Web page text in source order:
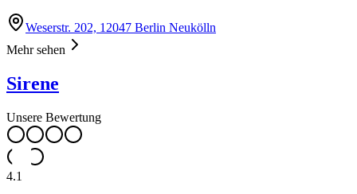
Weserstr. 202, 12047 Berlin Neukölln
Mehr sehen
Sirene
Unsere Bewertung
4.1